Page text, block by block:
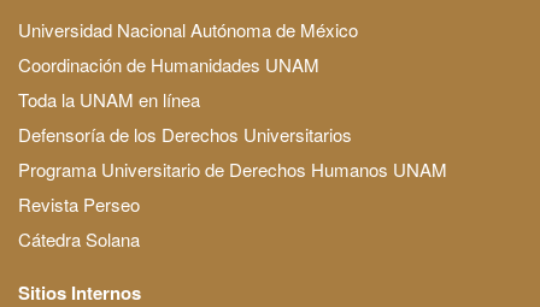
Universidad Nacional Autónoma de México
Coordinación de Humanidades UNAM
Toda la UNAM en línea
Defensoría de los Derechos Universitarios
Programa Universitario de Derechos Humanos UNAM
Revista Perseo
Cátedra Solana
Sitios Internos